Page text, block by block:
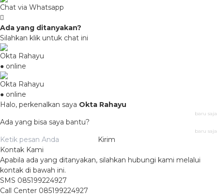
Chat via Whatsapp
Ada yang ditanyakan?
Silahkan klik untuk chat ini
Okta Rahayu
● online
Okta Rahayu
● online
Halo, perkenalkan saya Okta Rahayu
baru saja
Ada yang bisa saya bantu?
baru saja
Kirim
Kontak Kami
Apabila ada yang ditanyakan, silahkan hubungi kami melalui
kontak di bawah ini.
SMS 085199224927
Call Center 085199224927